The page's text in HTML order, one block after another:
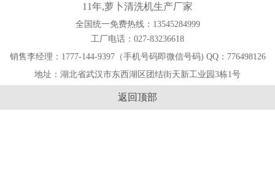
11年,萝卜清洗机生产厂家
全国统一免费热线：13545284999
工厂电话：027-83236618
销售李经理：1777-144-9397（手机号码即微信号码) QQ：776498126
地址：湖北省武汉市东西湖区团结街天新工业园3栋1号
返回顶部